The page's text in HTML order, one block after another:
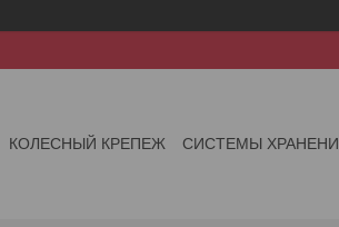
КОЛЕСНЫЙ КРЕПЕЖ СИСТЕМЫ